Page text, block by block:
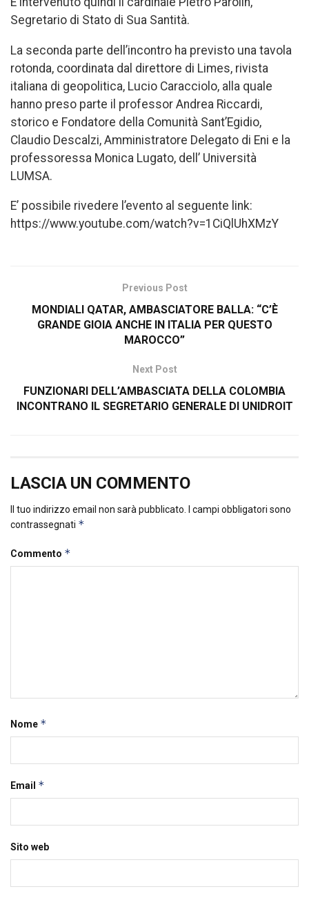
Segretario di Stato di Sua Santità.
La seconda parte dell’incontro ha previsto una tavola
rotonda, coordinata dal direttore di Limes, rivista
italiana di geopolitica, Lucio Caracciolo, alla quale
hanno preso parte il professor Andrea Riccardi,
storico e Fondatore della Comunità Sant’Egidio,
Claudio Descalzi, Amministratore Delegato di Eni e la
professoressa Monica Lugato, dell’ Università
LUMSA.
E’ possibile rivedere l’evento al seguente link:
https://www.youtube.com/watch?v=1CiQlUhXMzY
Previous Post
MONDIALI QATAR, AMBASCIATORE BALLA: “C’È
GRANDE GIOIA ANCHE IN ITALIA PER QUESTO
MAROCCO”
Next Post
FUNZIONARI DELL’AMBASCIATA DELLA COLOMBIA
INCONTRANO IL SEGRETARIO GENERALE DI UNIDROIT
LASCIA UN COMMENTO
Il tuo indirizzo email non sarà pubblicato.
I campi obbligatori sono
contrassegnati *
Commento *
Nome *
Email *
Sito web